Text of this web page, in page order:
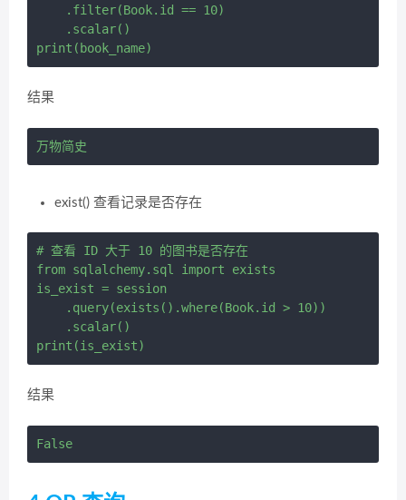
    .filter(Book.id == 10)
    .scalar()
结果
exist() 查看记录是否存在
# 查看 ID 大于 10 的图书是否存在
from sqlalchemy.sql import exists
is_exist = session
    .query(exists().where(Book.id > 10))
    .scalar()
结果